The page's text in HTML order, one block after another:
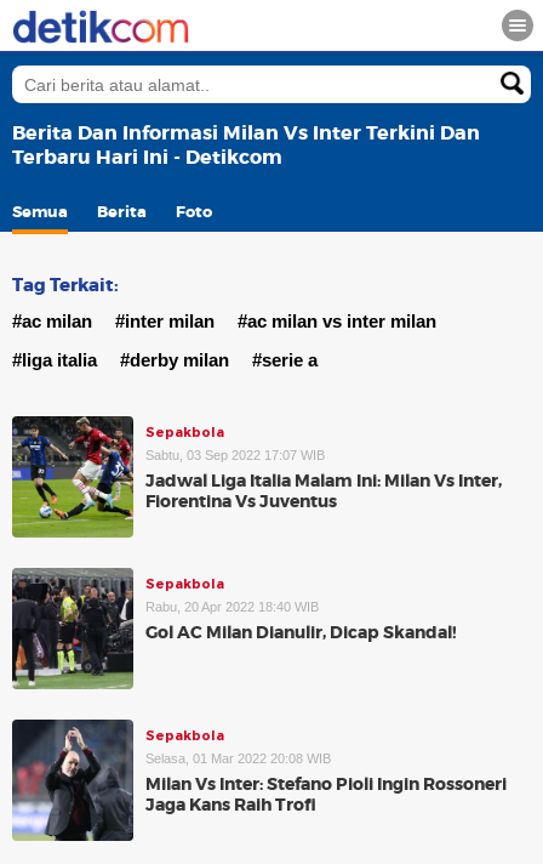
Berita Dan Informasi Milan Vs Inter Terkini Dan
Terbaru Hari Ini - Detikcom
Semua Berita Foto
Tag Terkait:
#ac milan #inter milan
#ac milan vs inter milan
#liga italia
#derby milan #serie a
Sepakbola
Sabtu, 03 Sep 2022 17:07 WIB
Jadwal Liga Italia Malam Ini: Milan Vs Inter,
Fiorentina Vs Juventus
Sepakbola
Rabu, 20 Apr 2022 18:40 WIB
Gol AC Milan Dianulir, Dicap Skandal!
Sepakbola
Selasa, 01 Mar 2022 20:08 WIB
Milan Vs Inter: Stefano Pioli Ingin Rossoneri
Jaga Kans Raih Trofi